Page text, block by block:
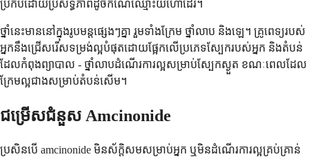
ប្រកបដោយប្រសិទ្ធភាពដូចកំណែឈ្មោះយីហោដែរ។
ថ្នាំនេះមាននៅក្នុងរូបមន្តផ្សេងៗគ្នា រួមទាំងក្រែម ថ្នាំលាប និងឡេ។ គ្រូពេទ្យរបស់
អ្នកនឹងជ្រើសរើសទម្រង់ល្អបំផុតដោយផ្អែកលើប្រភេទស្បែករបស់អ្នក និងតំបន់
ដែលកំពុងព្យាបាល - ថ្នាំលាបដំណើរការល្អសម្រាប់ស្បែកស្ងួត ខណៈពេលដែល
ក្រែមល្អជាងសម្រាប់តំបន់សើម។
ជម្រើសជំនួស Amcinonide
ប្រសិនបើ amcinonide មិនស័ក្តិសមសម្រាប់អ្នក ឬមិនដំណើរការល្អគ្រប់គ្រាន់